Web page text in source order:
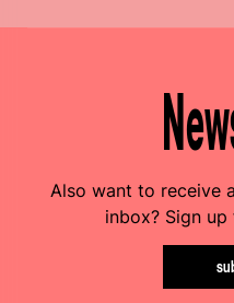
Also want to receive
inbox? Sign